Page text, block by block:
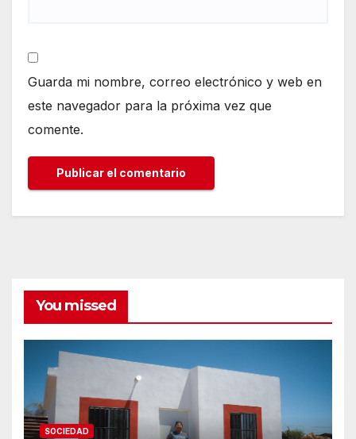
Guarda mi nombre, correo electrónico y web en
este navegador para la próxima vez que
comente.
You missed
SOCIEDAD